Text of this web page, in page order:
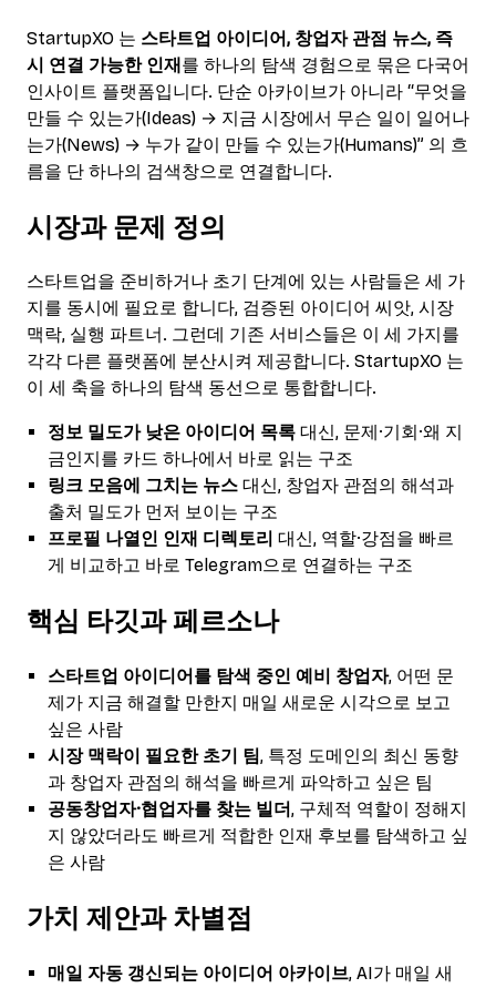
StartupXO 는 스타트업 아이디어, 창업자 관점 뉴스, 즉
시 연결 가능한 인재를 하나의 탐색 경험으로 묶은 다국어
인사이트 플랫폼입니다. 단순 아카이브가 아니라 “무엇을
만들 수 있는가(Ideas) → 지금 시장에서 무슨 일이 일어나
는가(News) → 누가 같이 만들 수 있는가(Humans)” 의 흐
름을 단 하나의 검색창으로 연결합니다.
시장과 문제 정의
스타트업을 준비하거나 초기 단계에 있는 사람들은 세 가
지를 동시에 필요로 합니다, 검증된 아이디어 씨앗, 시장
맥락, 실행 파트너. 그런데 기존 서비스들은 이 세 가지를
각각 다른 플랫폼에 분산시켜 제공합니다. StartupXO 는
이 세 축을 하나의 탐색 동선으로 통합합니다.
정보 밀도가 낮은 아이디어 목록 대신, 문제·기회·왜 지
금인지를 카드 하나에서 바로 읽는 구조
링크 모음에 그치는 뉴스 대신, 창업자 관점의 해석과
출처 밀도가 먼저 보이는 구조
프로필 나열인 인재 디렉토리 대신, 역할·강점을 빠르
게 비교하고 바로 Telegram으로 연결하는 구조
핵심 타깃과 페르소나
스타트업 아이디어를 탐색 중인 예비 창업자, 어떤 문
제가 지금 해결할 만한지 매일 새로운 시각으로 보고
싶은 사람
시장 맥락이 필요한 초기 팀, 특정 도메인의 최신 동향
과 창업자 관점의 해석을 빠르게 파악하고 싶은 팀
공동창업자·협업자를 찾는 빌더, 구체적 역할이 정해지
지 않았더라도 빠르게 적합한 인재 후보를 탐색하고 싶
은 사람
가치 제안과 차별점
매일 자동 갱신되는 아이디어 아카이브, AI가 매일 새